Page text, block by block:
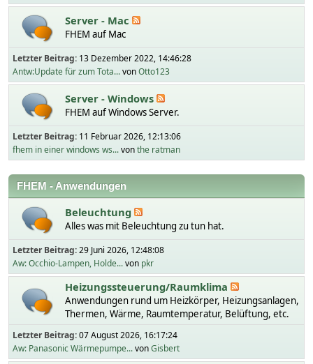
Server - Mac
FHEM auf Mac
Letzter Beitrag: 13 Dezember 2022, 14:46:28
Antw:Update für zum Tota...vonOtto123
Server - Windows
FHEM auf Windows Server.
Letzter Beitrag: 11 Februar 2026, 12:13:06
fhem in einer windows ws...vonthe ratman
FHEM - Anwendungen
Beleuchtung
Alles was mit Beleuchtung zu tun hat.
Letzter Beitrag:29 Juni 2026, 12:48:08
Aw: Occhio-Lampen, Holde...von pkr
Heizungssteuerung/Raumklima
Anwendungen rund um Heizkörper, Heizungsanlagen,
Thermen, Wärme, Raumtemperatur, Belüftung, etc.
Letzter Beitrag:07 August 2026, 16:17:24
Aw: Panasonic Wärmepumpe...vonGisbert